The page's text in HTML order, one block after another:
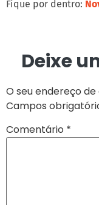
Fique por dentro:
Deixe
O seu endereço
Campos
Comentário *